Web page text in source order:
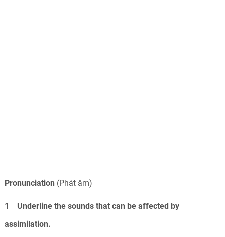
Pronunciation (Phát âm)
1 Underline the sounds that can be affected by
assimilation.